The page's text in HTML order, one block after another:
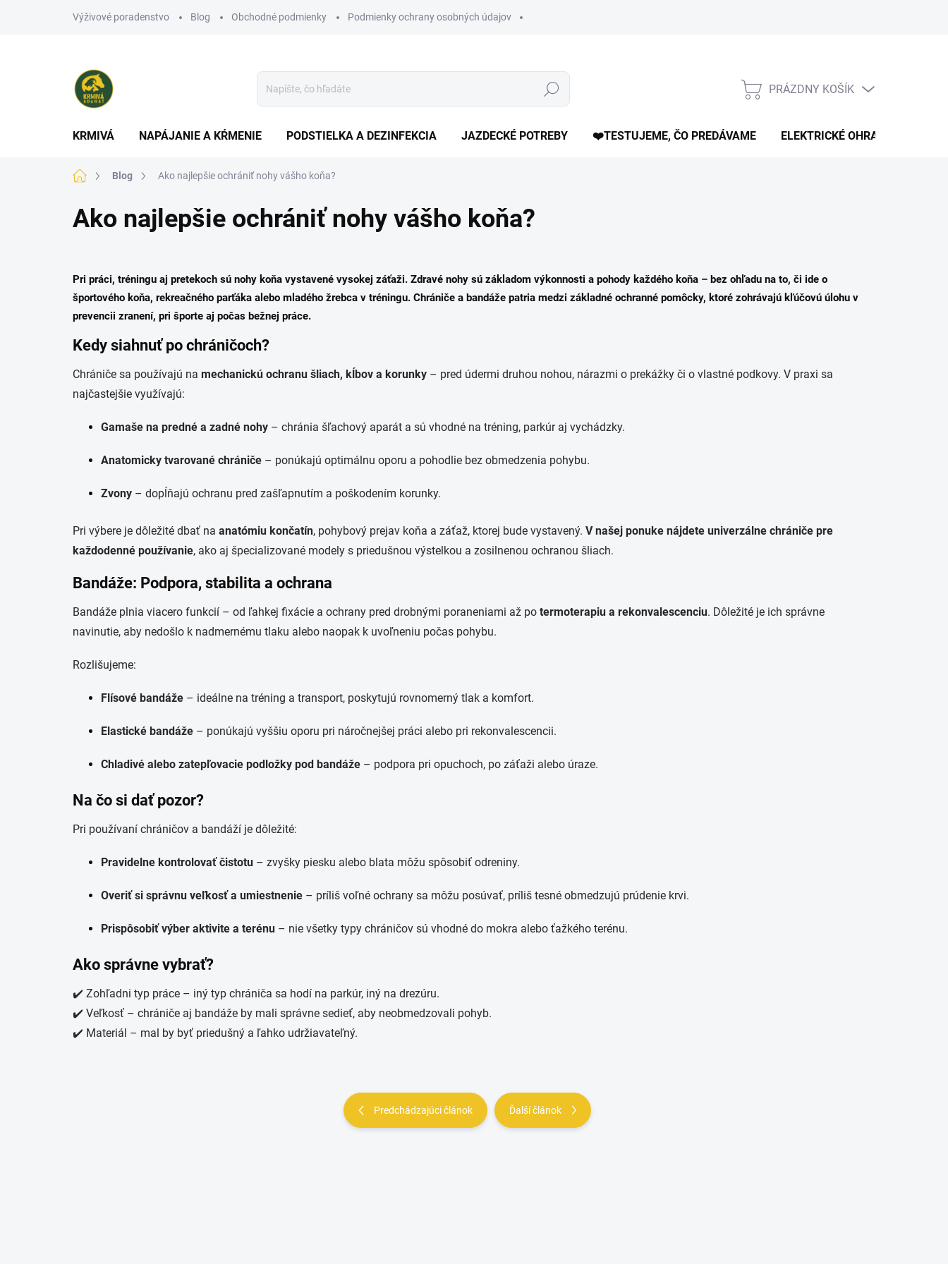
Výživové poradenstvo Blog Obchodné podmienky Podmienky ochrany osobných údajov
Hľadať
NÁKUPNÝ
PRÁZDNY KOŠÍK
KRMIVÁ NAPÁJANIE A KŔMENIE PODSTIELKA A DEZINFEKCIA JAZDECKÉ POTREBY ❤️TESTUJEME, ČO PREDÁVAME ELEKTRICKÉ OHRADNÍKY
DomovBlog Ako najlepšie ochrániť nohy vášho koňa?
Ako najlepšie ochrániť nohy vášho koňa?
Pri práci, tréningu aj pretekoch sú nohy koňa vystavené vysokej záťaži. Zdravé nohy sú základom výkonnosti a pohody každého koňa – bez ohľadu na to, či ide o
športového koňa, rekreačného parťáka alebo mladého žrebca v tréningu. Chrániče a bandáže patria medzi základné ochranné pomôcky, ktoré zohrávajú kľúčovú úlohu v
prevencii zranení, pri športe aj počas bežnej práce.
Kedy siahnuť po chráničoch?
Chrániče sa používajú na mechanickú ochranu šliach, kĺbov a korunky – pred údermi druhou nohou, nárazmi o prekážky či o vlastné podkovy. V praxi sa
najčastejšie využívajú:
Gamaše na predné a zadné nohy – chránia šľachový aparát a sú vhodné na tréning, parkúr aj vychádzky.
Anatomicky tvarované chrániče – ponúkajú optimálnu oporu a pohodlie bez obmedzenia pohybu.
Zvony – dopĺňajú ochranu pred zašľapnutím a poškodením korunky.
Pri výbere je dôležité dbať na anatómiu končatín, pohybový prejav koňa a záťaž, ktorej bude vystavený. V našej ponuke nájdete univerzálne chrániče pre
každodenné používanie, ako aj špecializované modely s priedušnou výstelkou a zosilnenou ochranou šliach.
Bandáže: Podpora, stabilita a ochrana
Bandáže plnia viacero funkcií – od ľahkej fixácie a ochrany pred drobnými poraneniami až po termoterapiu a rekonvalescenciu. Dôležité je ich správne
navinutie, aby nedošlo k nadmernému tlaku alebo naopak k uvoľneniu počas pohybu.
Rozlišujeme:
Flísové bandáže – ideálne na tréning a transport, poskytujú rovnomerný tlak a komfort.
Elastické bandáže – ponúkajú vyššiu oporu pri náročnejšej práci alebo pri rekonvalescencii.
Chladivé alebo zatepľovacie podložky pod bandáže – podpora pri opuchoch, po záťaži alebo úraze.
Na čo si dať pozor?
Pri používaní chráničov a bandáží je dôležité:
Pravidelne kontrolovať čistotu – zvyšky piesku alebo blata môžu spôsobiť odreniny.
Overiť si správnu veľkosť a umiestnenie – príliš voľné ochrany sa môžu posúvať, príliš tesné obmedzujú prúdenie krvi.
Prispôsobiť výber aktivite a terénu – nie všetky typy chráničov sú vhodné do mokra alebo ťažkého terénu.
Ako správne vybrať?
✔️ Zohľadni typ práce – iný typ chrániča sa hodí na parkúr, iný na drezúru.
✔️ Veľkosť – chrániče aj bandáže by mali správne sedieť, aby neobmedzovali pohyb.
✔️ Materiál – mal by byť priedušný a ľahko udržiavateľný.
Predchádzajúci článok Ďalší článok